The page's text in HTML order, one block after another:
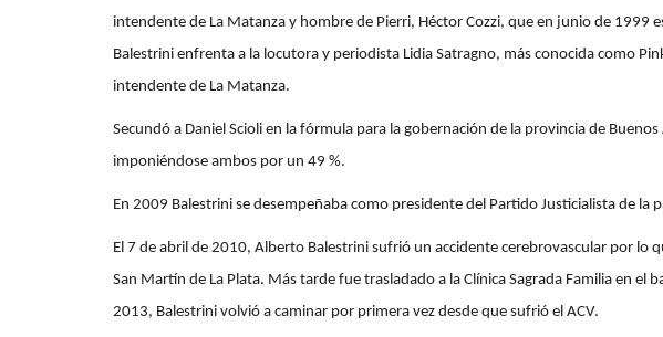
intendente de La Matanza y hombre de Pierri, Héctor Cozzi, que en junio de 1999
Balestrini enfrenta a la locutora y periodista Lidia Satragno, más conocida como
intendente de La Matanza.​
Secundó a Daniel Scioli en la fórmula para la gobernación de la provincia de
imponiéndose ambos por un 49 %.
En 2009 Balestrini se desempeñaba como presidente del Partido Justicialista de la
El 7 de abril de 2010, Alberto Balestrini sufrió un accidente cerebrovascular por lo
San Martín de La Plata. Más tarde fue trasladado a la Clínica Sagrada Familia en el
2013, Balestrini volvió a caminar por primera vez desde que sufrió el ACV.​